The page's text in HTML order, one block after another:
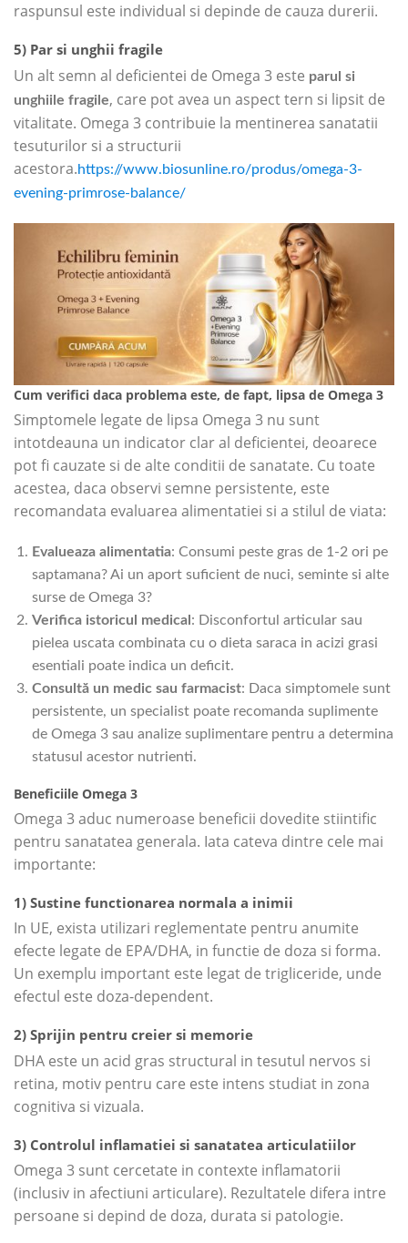
raspunsul este individual si depinde de cauza durerii.
5) Par si unghii fragile
Un alt semn al deficientei de Omega 3 este parul si
unghiile fragile, care pot avea un aspect tern si lipsit de
vitalitate. Omega 3 contribuie la mentinerea sanatatii
tesuturilor si a structurii
acestora.https://www.biosunline.ro/produs/omega-3-
evening-primrose-balance/
Cum verifici daca problema este, de fapt, lipsa de Omega 3
Simptomele legate de lipsa Omega 3 nu sunt
intotdeauna un indicator clar al deficientei, deoarece
pot fi cauzate si de alte conditii de sanatate. Cu toate
acestea, daca observi semne persistente, este
recomandata evaluarea alimentatiei si a stilul de viata:
Evalueaza alimentatia: Consumi peste gras de 1-2 ori pe
saptamana? Ai un aport suficient de nuci, seminte si alte
surse de Omega 3?
Verifica istoricul medical: Disconfortul articular sau
pielea uscata combinata cu o dieta saraca in acizi grasi
esentiali poate indica un deficit.
Consultă un medic sau farmacist: Daca simptomele sunt
persistente, un specialist poate recomanda suplimente
de Omega 3 sau analize suplimentare pentru a determina
statusul acestor nutrienti.
Beneficiile Omega 3
Omega 3 aduc numeroase beneficii dovedite stiintific
pentru sanatatea generala. Iata cateva dintre cele mai
importante:
1) Sustine functionarea normala a inimii
In UE, exista utilizari reglementate pentru anumite
efecte legate de EPA/DHA, in functie de doza si forma.
Un exemplu important este legat de trigliceride, unde
efectul este doza-dependent.
2) Sprijin pentru creier si memorie
DHA este un acid gras structural in tesutul nervos si
retina, motiv pentru care este intens studiat in zona
cognitiva si vizuala.
3) Controlul inflamatiei si sanatatea articulatiilor
Omega 3 sunt cercetate in contexte inflamatorii
(inclusiv in afectiuni articulare). Rezultatele difera intre
persoane si depind de doza, durata si patologie.